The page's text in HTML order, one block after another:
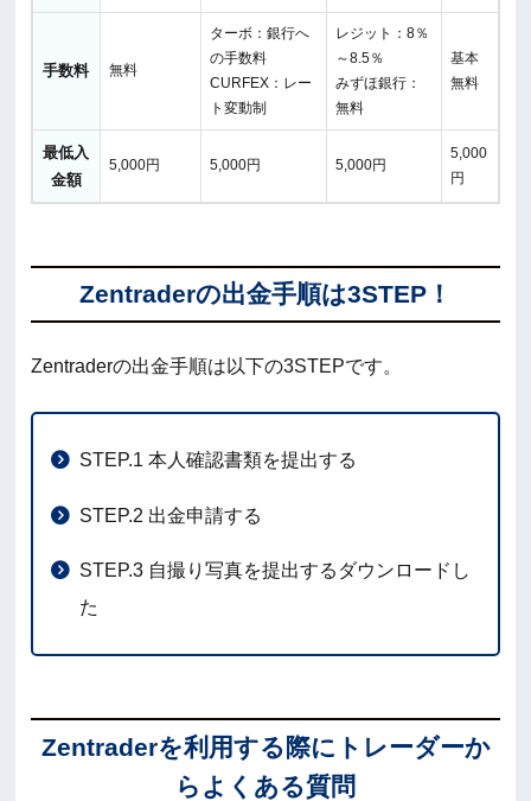
手数料 無料
ターボ：銀行へ
の手数料
CURFEX：レー
ト変動制
レジット：8％
～8.5％
みずほ銀行：
無料
基本
無料
最低入
金額
5,000円 5,000円 5,000円
5,000
円
Zentraderの出金手順は3STEP！
Zentraderの出金手順は以下の3STEPです。
STEP.1 本人確認書類を提出する
STEP.2 出金申請する
STEP.3 自撮り写真を提出するダウンロードし
た
Zentraderを利用する際にトレーダーか
らよくある質問